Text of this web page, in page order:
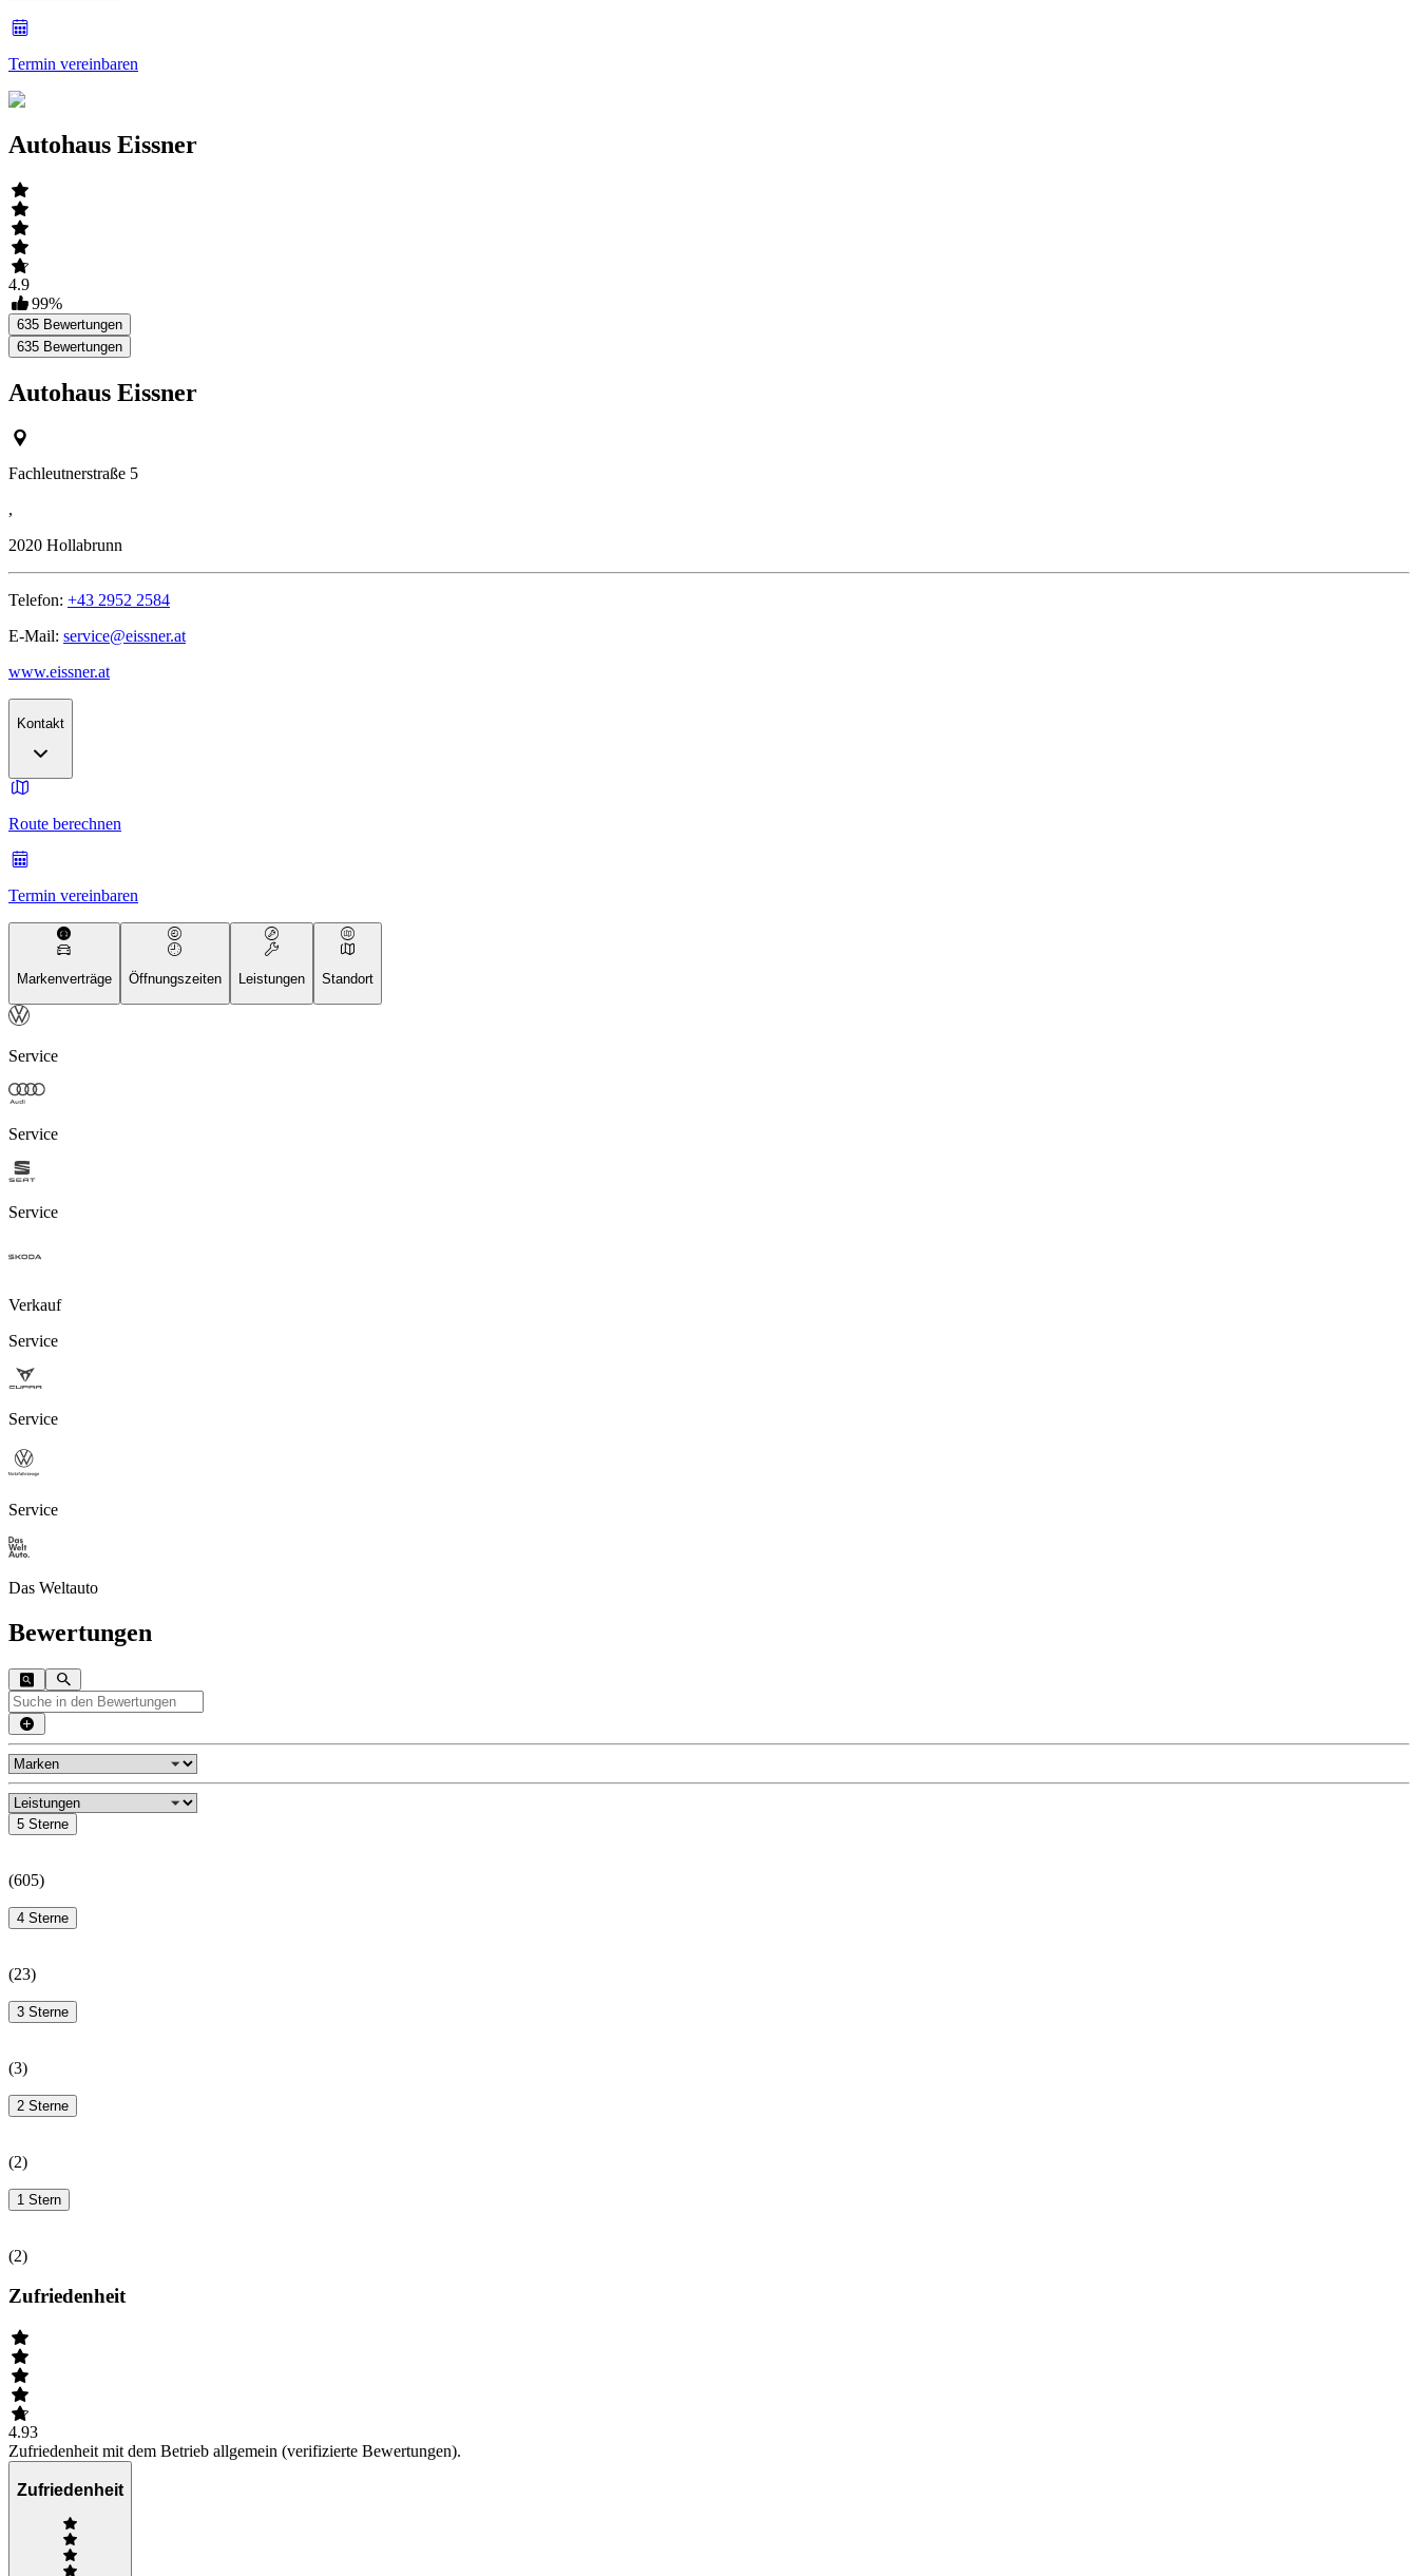
Termin vereinbaren
Autohaus Eissner
4.9
99%
635 Bewertungen
635 Bewertungen
Autohaus Eissner
Fachleutnerstraße 5
,
2020 Hollabrunn
Telefon: +43 2952 2584
E-Mail: service@eissner.at
www.eissner.at
Kontakt
Route berechnen
Termin vereinbaren
Markenverträge Öffnungszeiten Leistungen Standort
Service
Service
Service
Verkauf
Service
Service
Service
Das Weltauto
Bewertungen
5 Sterne
(605)
4 Sterne
(23)
3 Sterne
(3)
2 Sterne
(2)
1 Stern
(2)
Zufriedenheit
4.93
Zufriedenheit mit dem Betrieb allgemein (verifizierte Bewertungen).
Zufriedenheit